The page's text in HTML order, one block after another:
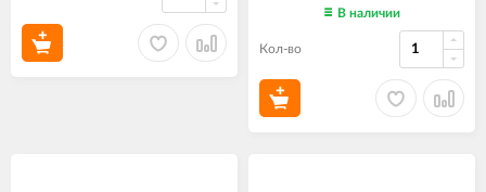
В наличии
Кол-во